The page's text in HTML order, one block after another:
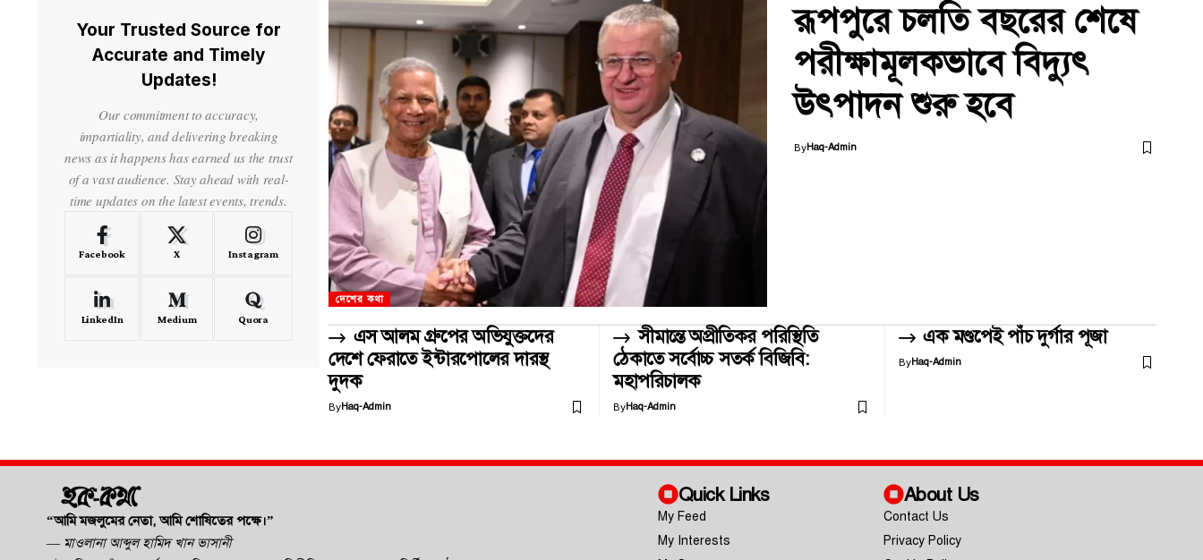
দেশের কথা
রূপপুরে চলতি বছরের শেষে
পরীক্ষামূলকভাবে বিদ্যুৎ
উৎপাদন শুরু হবে
ByHaq-Admin
এস আলম গ্রুপের অভিযুক্তদের
দেশে ফেরাতে ইন্টারপোলের দারস্থ
দুদক
ByHaq-Admin
সীমান্তে অপ্রীতিকর পরিস্থিতি
ঠেকাতে সর্বোচ্চ সতর্ক বিজিবি:
মহাপরিচালক
ByHaq-Admin
এক মণ্ডপেই পাঁচ দুর্গার পূজা
ByHaq-Admin
Your Trusted Source for
Accurate and Timely
Updates!
Our commitment to accuracy,
impartiality, and delivering breaking
news as it happens has earned us the trust
of a vast audience. Stay ahead with real-
time updates on the latest events, trends.
Facebook X Instagram
LinkedIn Medium Quora
“আমি মজলুমের নেতা, আমি শোষিতের পক্ষে।”
— মাওলানা আব্দুল হামিদ খান ভাসানী
Quick Links
My Feed
My Interests
About Us
Contact Us
Privacy Policy